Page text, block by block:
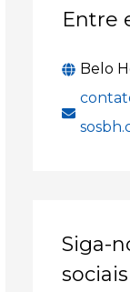
Entre
Belo
Siga-
sociais